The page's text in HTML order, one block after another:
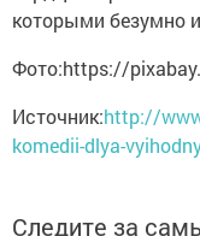
которыми безумно
Фото:https://
Источник:http://
komedii-dlya-
Следите за